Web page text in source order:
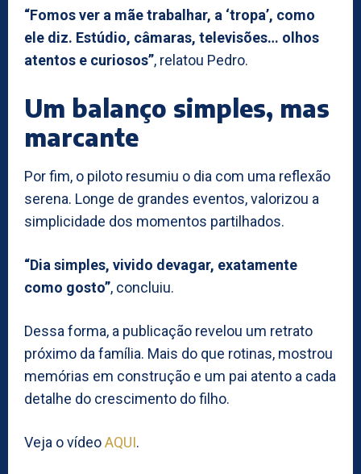
“Fomos ver a mãe trabalhar, a ‘tropa’, como
ele diz. Estúdio, câmaras, televisões… olhos
atentos e curiosos”, relatou Pedro.
Um balanço simples, mas
marcante
Por fim, o piloto resumiu o dia com uma reflexão
serena. Longe de grandes eventos, valorizou a
simplicidade dos momentos partilhados.
“Dia simples, vivido devagar, exatamente
como gosto”, concluiu.
Dessa forma, a publicação revelou um retrato
próximo da família. Mais do que rotinas, mostrou
memórias em construção e um pai atento a cada
detalhe do crescimento do filho.
Veja o vídeoAQUI.